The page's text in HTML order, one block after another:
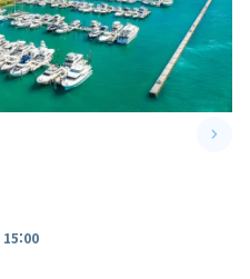
keyboard_arrow_right
15:00